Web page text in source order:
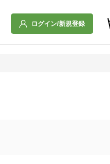
ログイン/新規登録